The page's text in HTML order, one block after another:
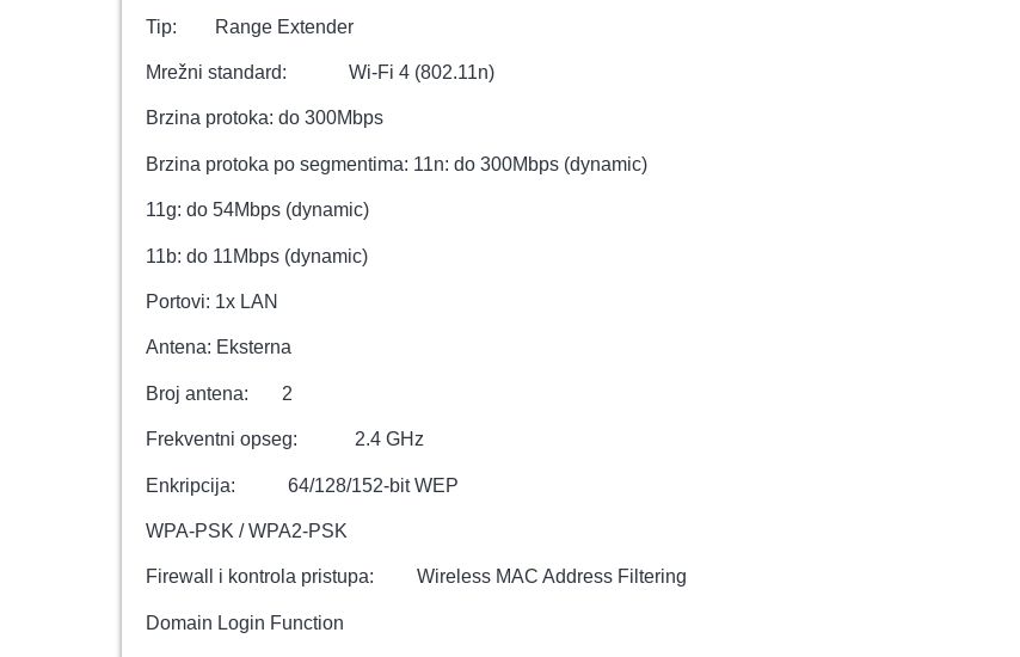
Tip: Range Extender
Mrežni standard: Wi-Fi 4 (802.11n)
Brzina protoka: do 300Mbps
Brzina protoka po segmentima: 11n: do 300Mbps (dynamic)
11g: do 54Mbps (dynamic)
11b: do 11Mbps (dynamic)
Portovi: 1x LAN
Antena: Eksterna
Broj antena: 2
Frekventni opseg: 2.4 GHz
Enkripcija: 64/128/152-bit WEP
WPA-PSK / WPA2-PSK
Firewall i kontrola pristupa: Wireless MAC Address Filtering
Domain Login Function